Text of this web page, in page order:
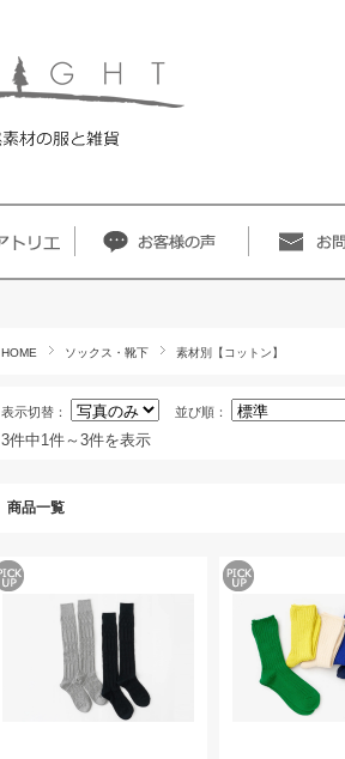
HOME ソックス・靴下 素材別【コットン】
表示切替： 並び順：
3件中1件～3件を表示
商品一覧